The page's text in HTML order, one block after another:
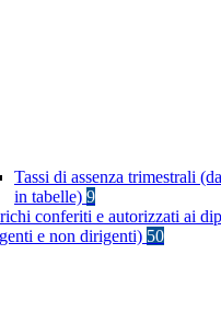
Tassi di assenza trimestrali
in tabelle) 9
conferiti e autorizzati ai
e non dirigenti) 50